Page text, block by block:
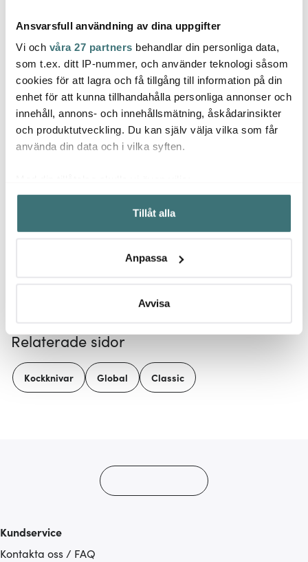
Ansvarsfull användning av dina uppgifter
Vi och våra 27 partners behandlar din personliga data,
som t.ex. ditt IP-nummer, och använder teknologi såsom
cookies för att lagra och få tillgång till information på din
enhet för att kunna tillhandahålla personliga annonser och
innehåll, annons- och innehållsmätning, åskådarinsikter
och produktutveckling. Du kan själv välja vilka som får
använda din data och i vilka syften.
Samla in information om din geografiska plats som
kan ha en noggrannhet på upp till flera meter
Identifiera din enhet genom att aktivt skanna den för
Ta reda på mer om hur dina personliga uppgifter
Du kan ändra eller dra tillbaka ditt samtycke när som
Vi använder cookies för att innehållet och annonserna
ska anpassas efter det som vi tror att du tycker om. Det
gör också att vi kan analysera vår trafik och göra
Tillåt alla
Anpassa
Avvisa
Global
Global GS-11 Allkniv
flexibel 15 cm
839 kr 1199 kr
Global
Global G-9 brödkniv 22
cm högerhänt
1084 kr
Låt dig inspireras av våra kunder
Relaterade sidor
Kockknivar Global Classic
Kundservice
Kontakta oss / FAQ